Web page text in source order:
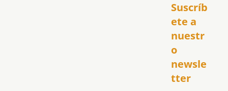
Suscríb
ete a
nuestr
o
newsle
tter